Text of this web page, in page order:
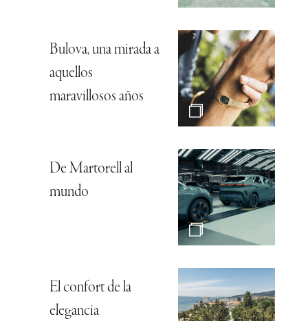
Bulova, una mirada a
aquellos
maravillosos años
De Martorell al
mundo
El confort de la
elegancia